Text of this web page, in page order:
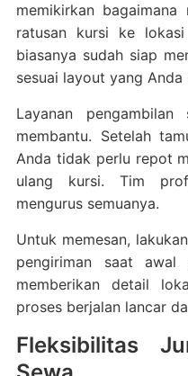
memikirkan bagaimana
ratusan kursi ke
biasanya sudah siap
sesuai layout yang Anda
Layanan
membantu. Setelah
Anda tidak perlu repot
ulang kursi. Tim
mengurus semuanya.
Untuk memesan,
pengiriman saat awal
memberikan detail
proses berjalan lancar
Fleksibilitas